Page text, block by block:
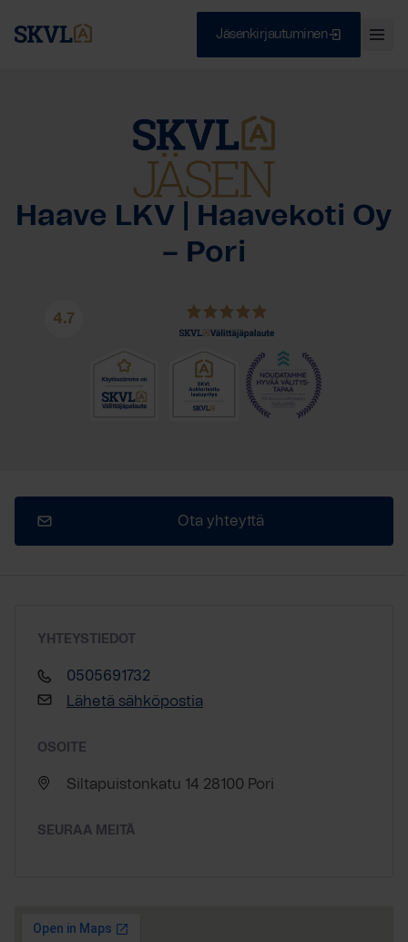
Jäsenkirjautuminen
Haave LKV | Haavekoti Oy
– Pori
4.7
Ota yhteyttä
YHTEYSTIEDOT
0505691732
Lähetä sähköpostia
OSOITE
Siltapuistonkatu 14 28100 Pori
SEURAA MEITÄ